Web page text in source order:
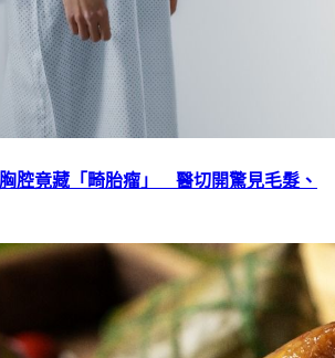
腔竟藏「畸胎瘤」 醫切開驚見毛髮、